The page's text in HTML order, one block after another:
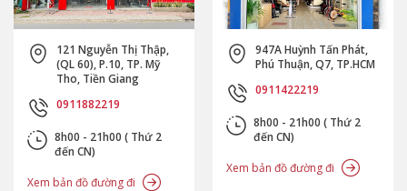
121 Nguyễn Thị Thập,
(QL 60), P.10, TP. Mỹ
Tho, Tiền Giang
0911882219
8h00 - 21h00 ( Thứ 2
đến CN)
Xem bản đồ đường đi
947A Huỳnh Tấn Phát,
Phú Thuận, Q7, TP.HCM
0911422219
8h00 - 21h00 ( Thứ 2
đến CN)
Xem bản đồ đường đi